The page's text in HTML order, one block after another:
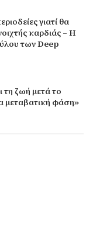
γιατί θα
καρδιάς – Η
των Deep
τη ζωή μετά το
μεταβατική φάση»